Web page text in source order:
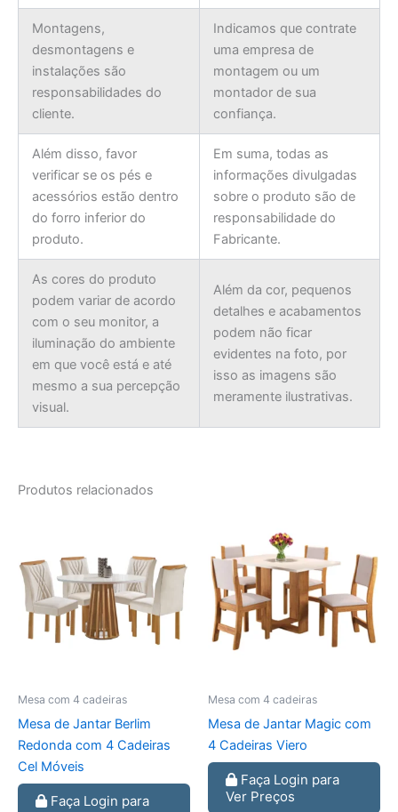
Montagens,
desmontagens e
instalações são
responsabilidades do
cliente.
Indicamos que contrate
uma empresa de
montagem ou um
montador de sua
confiança.
Além disso, favor
verificar se os pés e
acessórios estão dentro
do forro inferior do
produto.
Em suma, todas as
informações divulgadas
sobre o produto são de
responsabilidade do
Fabricante.
As cores do produto
podem variar de acordo
com o seu monitor, a
iluminação do ambiente
em que você está e até
mesmo a sua percepção
visual.
Além da cor, pequenos
detalhes e acabamentos
podem não ficar
evidentes na foto, por
isso as imagens são
meramente ilustrativas.
Produtos relacionados
Mesa com 4 cadeiras
Mesa de Jantar Berlim
Redonda com 4 Cadeiras
Cel Móveis
Faça Login para
Mesa com 4 cadeiras
Mesa de Jantar Magic com
4 Cadeiras Viero
Faça Login para
Ver Preços